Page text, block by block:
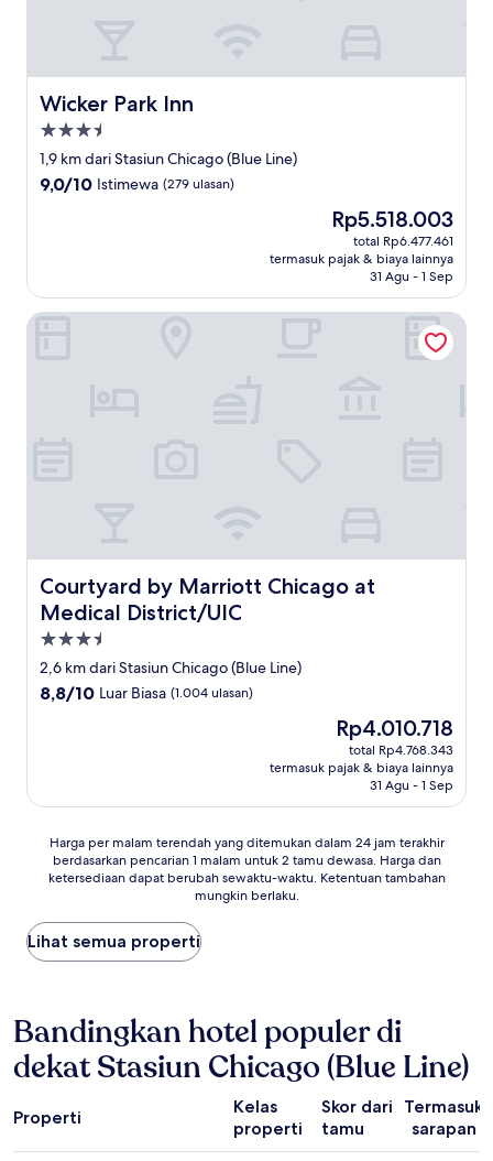
Wicker Park Inn
Wicker Park Inn
Properti
bintang
3.5
1,9 km dari Stasiun Chicago (Blue Line)
9.0
9,0/10 Istimewa (279 ulasan)
Harga
sekarang
Rp5.518.003
Rp5.518.003
total Rp6.477.461
termasuk pajak & biaya lainnya
31 Agu - 1 Sep
Courtyard by Marriott Chicago at
Medical District/UIC
Courtyard by Marriott Chicago at Medical District/UIC
Properti
bintang
3.5
2,6 km dari Stasiun Chicago (Blue Line)
8.8
ulasan)
8,8/10 Luar Biasa (1.004 ulasan)
Harga
sekarang
Rp4.010.718
Rp4.010.718
total Rp4.768.343
termasuk pajak & biaya lainnya
31 Agu - 1 Sep
Courtyard by Marriott Chicago at Medical District/UIC
Harga
malam
yang
ditemukan
dalam
terakhir
berdasarkan
pencarian
1
untuk
Harga per malam terendah yang ditemukan dalam 24 jam terakhir
berdasarkan pencarian 1 malam untuk 2 tamu dewasa. Harga dan
ketersediaan dapat berubah sewaktu-waktu. Ketentuan tambahan
mungkin berlaku.
Lihat semua properti
Bandingkan hotel populer di
dekat Stasiun Chicago (Blue Line)
Properti
Kelas
properti
Skor dari
tamu
Termasuk
sarapan